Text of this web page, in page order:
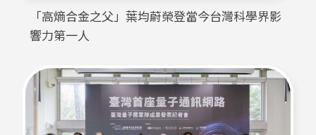
「高熵合金之父」葉均蔚榮登當今台灣科學界影
響力第一人